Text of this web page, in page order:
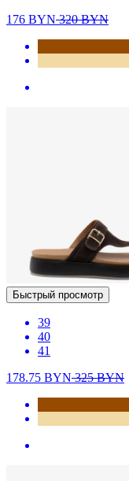
176 BYN320BYN
Быстрый просмотр
39
40
41
178.75 BYN325BYN